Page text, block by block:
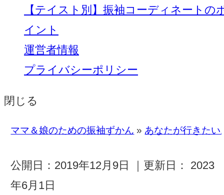
【テイスト別】振袖コーディネートの
イント
運営者情報
プライバシーポリシー
閉じる
ママ＆娘のための振袖ずかん » あなたが行きた
公開日： 2019年12月9日 ｜更新日： 2023
年6月1日